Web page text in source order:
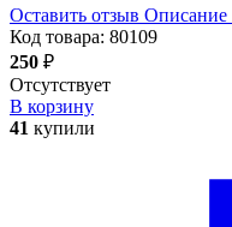
Оставить отзыв Описание
Код товара: 80109
250 ₽
Отсутствует
В корзину
41 купили